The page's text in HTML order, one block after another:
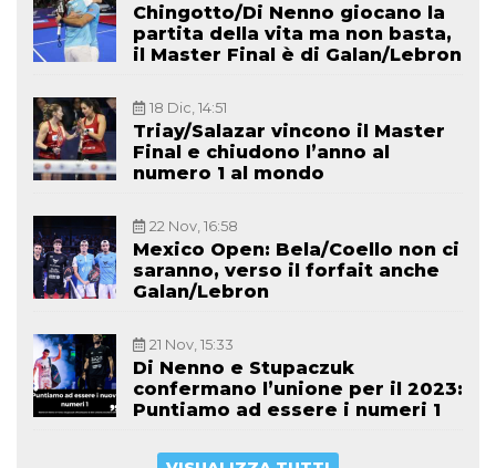
Chingotto/Di Nenno giocano la
partita della vita ma non basta,
il Master Final è di Galan/Lebron
18 Dic, 14:51
Triay/Salazar vincono il Master
Final e chiudono l’anno al
numero 1 al mondo
22 Nov, 16:58
Mexico Open: Bela/Coello non ci
saranno, verso il forfait anche
Galan/Lebron
21 Nov, 15:33
Di Nenno e Stupaczuk
confermano l’unione per il 2023:
Puntiamo ad essere i numeri 1